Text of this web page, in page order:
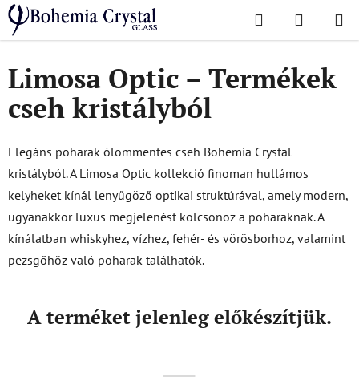
Ugrás
fő
Keresés KOSÁR
Kezdőlap
/ Népszerű kollekciók Limosa Optic – Termékek cseh kristályból
Limosa Optic – Termékek
cseh kristályból
Elegáns poharak ólommentes cseh Bohemia Crystal
kristályból. A Limosa Optic kollekció finoman hullámos
kelyheket kínál lenyűgöző optikai struktúrával, amely modern,
ugyanakkor luxus megjelenést kölcsönöz a poharaknak. A
kínálatban whiskyhez, vízhez, fehér- és vörösborhoz, valamint
pezsgőhöz való poharak találhatók.
A terméket jelenleg előkészítjük.